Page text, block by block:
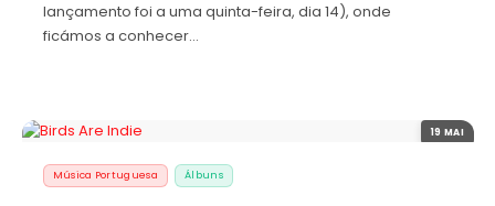
lançamento foi a uma quinta-feira, dia 14), onde
ficámos a conhecer…
19 MAI
Música Portuguesa Álbuns